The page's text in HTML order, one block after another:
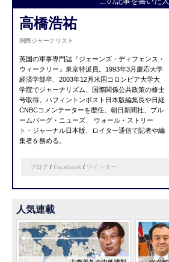
高橋浩祐
国際ジャーナリスト
英国の軍事専門誌『ジェーンズ・ディフェンス・
ウィークリー』東京特派員。1993年3月慶応大学
経済学部卒、2003年12月米国コロンビア大学大
学院でジャーナリズム、国際関係公共政策の修士
号取得。ハフィントンポスト日本版編集長や日経
CNBCコメンテーターを歴任。朝日新聞社、ブル
ームバーグ・ニューズ、 ウォール・ストリー
ト・ジャーナル日本版、ロイター通信で記者や編
集者を務める。
ブログ / Facebook / ツイッター
人気連載